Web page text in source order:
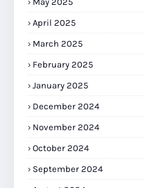
April 2025
March 2025
February 2025
January 2025
December 2024
November 2024
October 2024
September 2024